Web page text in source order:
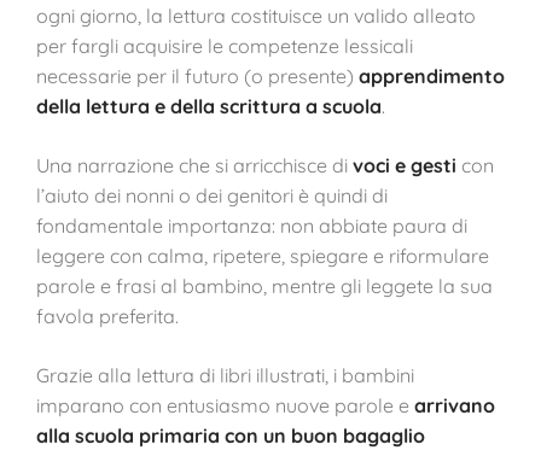
ogni giorno, la lettura costituisce un valido alleato
per fargli acquisire le competenze lessicali
necessarie per il futuro (o presente) apprendimento
della lettura e della scrittura a scuola.
Una narrazione che si arricchisce di voci e gesti con
l’aiuto dei nonni o dei genitori è quindi di
fondamentale importanza: non abbiate paura di
leggere con calma, ripetere, spiegare e riformulare
parole e frasi al bambino, mentre gli leggete la sua
favola preferita.
Grazie alla lettura di libri illustrati, i bambini
imparano con entusiasmo nuove parole e arrivano
alla scuola primaria con un buon bagaglio